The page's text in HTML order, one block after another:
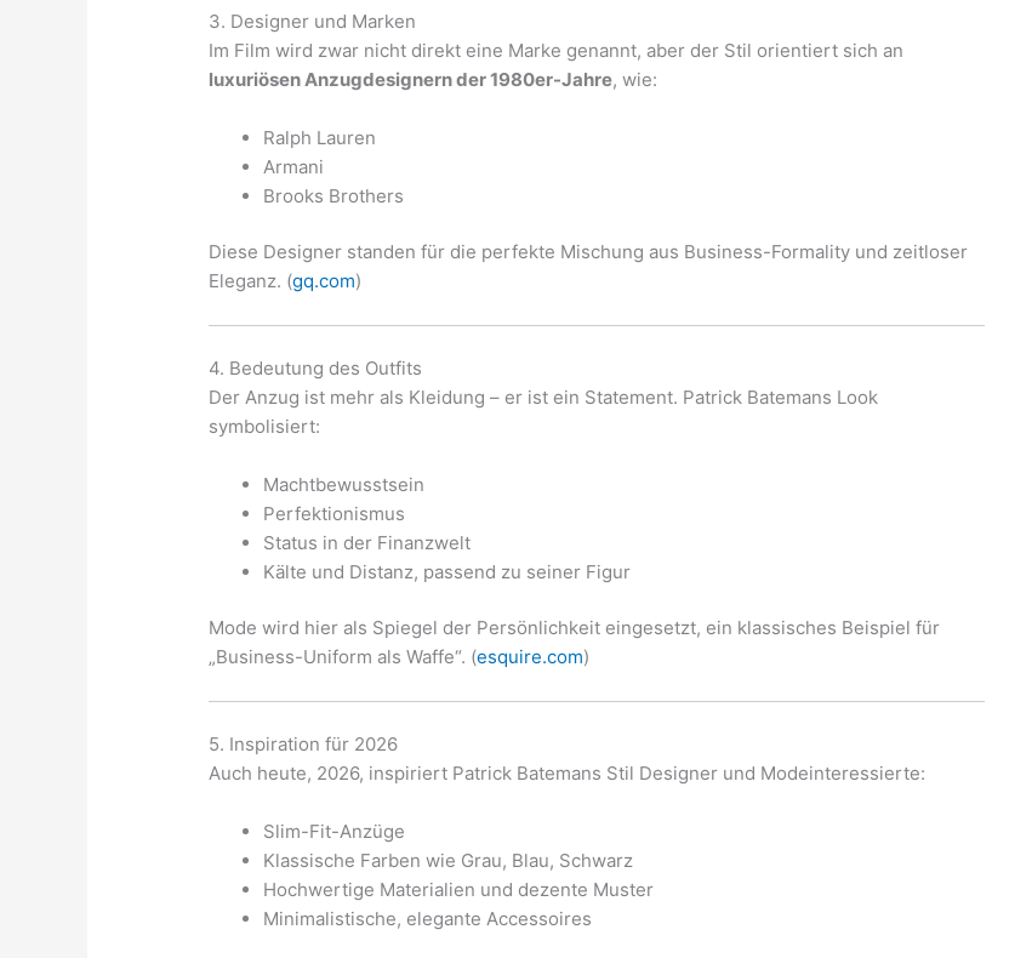
3. Designer und Marken
Im Film wird zwar nicht direkt eine Marke genannt, aber der Stil orientiert sich an
luxuriösen Anzugdesignern der 1980er-Jahre, wie:
Ralph Lauren
Armani
Brooks Brothers
Diese Designer standen für die perfekte Mischung aus Business-Formality und zeitloser
Eleganz. (gq.com)
4. Bedeutung des Outfits
Der Anzug ist mehr als Kleidung – er ist ein Statement. Patrick Batemans Look
symbolisiert:
Machtbewusstsein
Perfektionismus
Status in der Finanzwelt
Kälte und Distanz, passend zu seiner Figur
Mode wird hier als Spiegel der Persönlichkeit eingesetzt, ein klassisches Beispiel für
„Business-Uniform als Waffe“. (esquire.com)
5. Inspiration für 2026
Auch heute, 2026, inspiriert Patrick Batemans Stil Designer und Modeinteressierte:
Slim-Fit-Anzüge
Klassische Farben wie Grau, Blau, Schwarz
Hochwertige Materialien und dezente Muster
Minimalistische, elegante Accessoires